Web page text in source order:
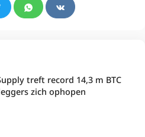
treft record 14,3 m BTC
zich ophopen